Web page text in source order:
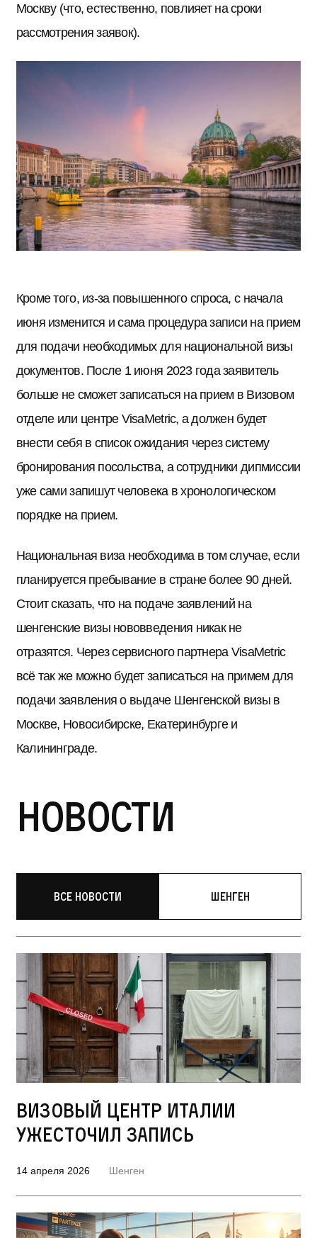
Москву (что, естественно, повлияет на сроки
рассмотрения заявок).
Кроме того, из-за повышенного спроса, с начала
июня изменится и сама процедура записи на прием
для подачи необходимых для национальной визы
документов. После 1 июня 2023 года заявитель
больше не сможет записаться на прием в Визовом
отделе или центре VisaMetric, а должен будет
внести себя в список ожидания через систему
бронирования посольства, а сотрудники дипмиссии
уже сами запишут человека в хронологическом
порядке на прием.
Национальная виза необходима в том случае, если
планируется пребывание в стране более 90 дней.
Стоит сказать, что на подаче заявлений на
шенгенские визы нововведения никак не
отразятся. Через сервисного партнера VisaMetric
всё так же можно будет записаться на примем для
подачи заявления о выдаче Шенгенской визы в
Москве, Новосибирске, Екатеринбурге и
Калининграде.
Новости
Все новости Шенген
Визовый центр Италии
ужесточил запись
14 апреля 2026 Шенген